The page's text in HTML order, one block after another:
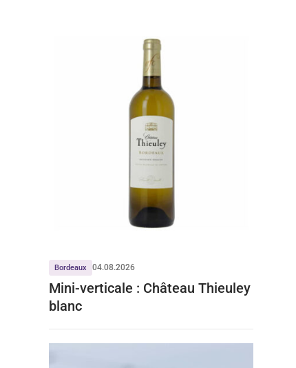
Bordeaux 04.08.2026
Mini-verticale : Château Thieuley
blanc